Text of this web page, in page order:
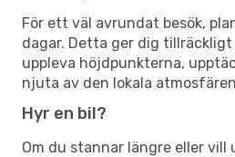
För ett väl avrundat besök,
dagar. Detta ger dig
uppleva höjdpunkterna,
njuta av den lokala
Hyr en bil?
Om du stannar längre eller vill